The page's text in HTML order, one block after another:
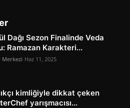
Dağı Sezon Finalinde Veda
Ramazan Karakteri...
Merkezi Haz 11, 2025
kimliğiyle dikkat çeken
yarışmacısı...